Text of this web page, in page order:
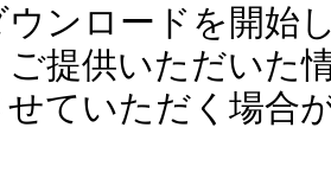
ウンロードを開始
ご提供いただいた
せていただく場合